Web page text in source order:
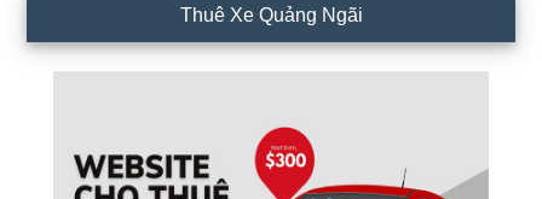
Thuê Xe Quảng Ngãi